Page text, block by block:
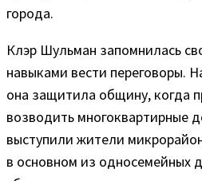
города.
Клэр Шульман запомнилась
навыками вести переговоры.
она защитила общину, когда
возводить многоквартирные
выступили жители
в основном из односемейных